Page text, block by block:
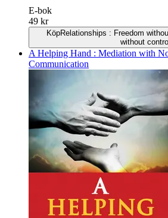
E-bok
49 kr
KöpRelationships : Freedom
without control
A Helping Hand : Mediation with
Communication